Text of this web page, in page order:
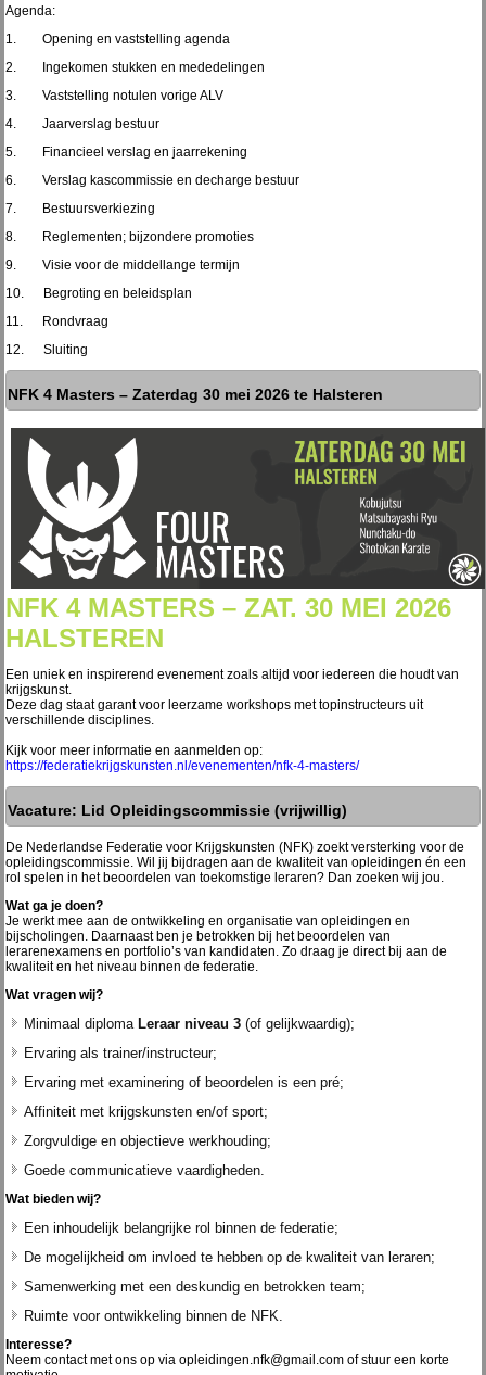
Agenda:
1. Opening en vaststelling agenda
2. Ingekomen stukken en mededelingen
3. Vaststelling notulen vorige ALV
4. Jaarverslag bestuur
5. Financieel verslag en jaarrekening
6. Verslag kascommissie en decharge bestuur
7. Bestuursverkiezing
8. Reglementen; bijzondere promoties
9. Visie voor de middellange termijn
10. Begroting en beleidsplan
11. Rondvraag
12. Sluiting
NFK 4 Masters – Zaterdag 30 mei 2026 te Halsteren
NFK 4 MASTERS – ZAT. 30 MEI 2026
HALSTEREN
Een uniek en inspirerend evenement zoals altijd voor iedereen die houdt van
krijgskunst.
Deze dag staat garant voor leerzame workshops met topinstructeurs uit
verschillende disciplines.
Kijk voor meer informatie en aanmelden op:
https://federatiekrijgskunsten.nl/evenementen/nfk-4-masters/
Vacature: Lid Opleidingscommissie (vrijwillig)
De Nederlandse Federatie voor Krijgskunsten (NFK) zoekt versterking voor de
opleidingscommissie. Wil jij bijdragen aan de kwaliteit van opleidingen én een
rol spelen in het beoordelen van toekomstige leraren? Dan zoeken wij jou.
Wat ga je doen?
Je werkt mee aan de ontwikkeling en organisatie van opleidingen en
bijscholingen. Daarnaast ben je betrokken bij het beoordelen van
lerarenexamens en portfolio’s van kandidaten. Zo draag je direct bij aan de
kwaliteit en het niveau binnen de federatie.
Wat vragen wij?
Minimaal diploma Leraar niveau 3 (of gelijkwaardig);
Ervaring als trainer/instructeur;
Ervaring met examinering of beoordelen is een pré;
Affiniteit met krijgskunsten en/of sport;
Zorgvuldige en objectieve werkhouding;
Goede communicatieve vaardigheden.
Wat bieden wij?
Een inhoudelijk belangrijke rol binnen de federatie;
De mogelijkheid om invloed te hebben op de kwaliteit van leraren;
Samenwerking met een deskundig en betrokken team;
Ruimte voor ontwikkeling binnen de NFK.
Interesse?
Neem contact met ons op via opleidingen.nfk@gmail.com of stuur een korte